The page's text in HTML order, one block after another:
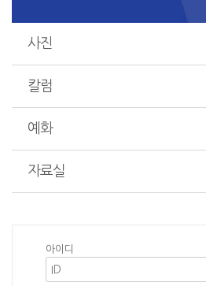
사진
칼럼
예화
자료실
아이디